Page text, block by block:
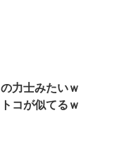
力士みたいｗ
コが似てるｗ